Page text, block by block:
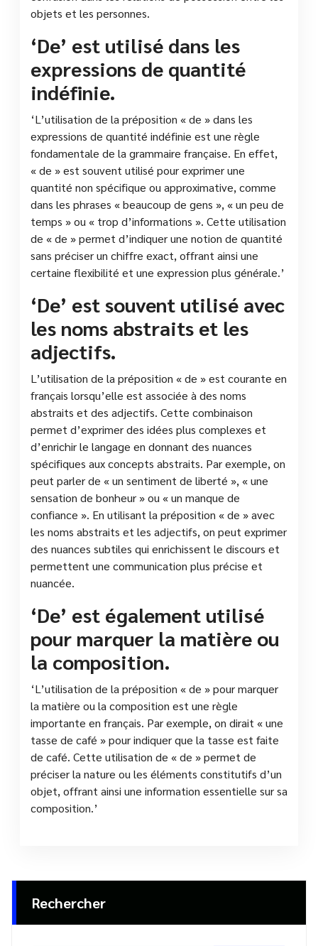
objets et les personnes.
‘De’ est utilisé dans les
expressions de quantité
indéfinie.
‘L’utilisation de la préposition « de » dans les
expressions de quantité indéfinie est une règle
fondamentale de la grammaire française. En effet,
« de » est souvent utilisé pour exprimer une
quantité non spécifique ou approximative, comme
dans les phrases « beaucoup de gens », « un peu de
temps » ou « trop d’informations ». Cette utilisation
de « de » permet d’indiquer une notion de quantité
sans préciser un chiffre exact, offrant ainsi une
certaine flexibilité et une expression plus générale.’
‘De’ est souvent utilisé avec
les noms abstraits et les
adjectifs.
L’utilisation de la préposition « de » est courante en
français lorsqu’elle est associée à des noms
abstraits et des adjectifs. Cette combinaison
permet d’exprimer des idées plus complexes et
d’enrichir le langage en donnant des nuances
spécifiques aux concepts abstraits. Par exemple, on
peut parler de « un sentiment de liberté », « une
sensation de bonheur » ou « un manque de
confiance ». En utilisant la préposition « de » avec
les noms abstraits et les adjectifs, on peut exprimer
des nuances subtiles qui enrichissent le discours et
permettent une communication plus précise et
nuancée.
‘De’ est également utilisé
pour marquer la matière ou
la composition.
‘L’utilisation de la préposition « de » pour marquer
la matière ou la composition est une règle
importante en français. Par exemple, on dirait « une
tasse de café » pour indiquer que la tasse est faite
de café. Cette utilisation de « de » permet de
préciser la nature ou les éléments constitutifs d’un
objet, offrant ainsi une information essentielle sur sa
composition.’
Rechercher